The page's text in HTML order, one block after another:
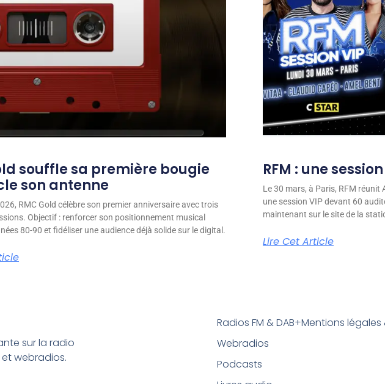
souffle sa première bougie
son antenne
RMC Gold célèbre son premier anniversaire avec trois
Objectif : renforcer son positionnement musical
80-90 et fidéliser une audience déjà solide sur le digital.
RFM : une
Le 30 mars, à Paris, RFM réunit
une session VIP devant 60
maintenant sur le site de la
Lire Cet Article
sur la radio
et webradios.
Radios FM & DAB+
Webradios
Podcasts
Mentions légales